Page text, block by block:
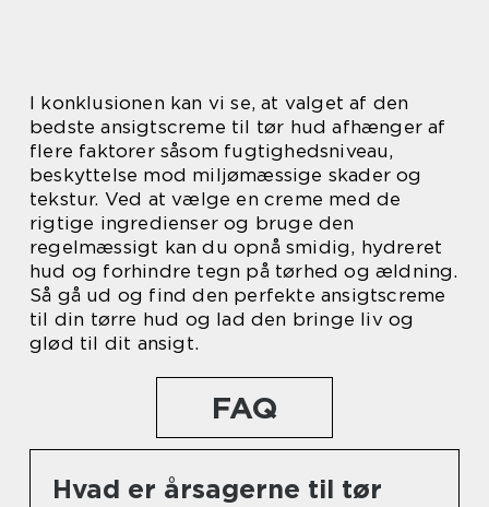
I konklusionen kan vi se, at valget af den
bedste ansigtscreme til tør hud afhænger af
flere faktorer såsom fugtighedsniveau,
beskyttelse mod miljømæssige skader og
tekstur. Ved at vælge en creme med de
rigtige ingredienser og bruge den
regelmæssigt kan du opnå smidig, hydreret
hud og forhindre tegn på tørhed og ældning.
Så gå ud og find den perfekte ansigtscreme
til din tørre hud og lad den bringe liv og
glød til dit ansigt.
FAQ
Hvad er årsagerne til tør